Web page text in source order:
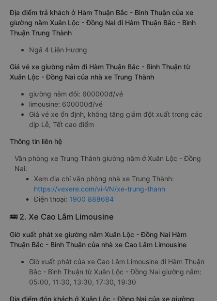
Trung Thành
Cổng 11
Địa điểm trả khách ở Hàm Thuận Bắc - Bình Thuận của xe
Thuận Trung Thành
Giá vé xe giường nằm đi Hàm Thuận Bắc - Bình Thuận từ
Xuân Lộc - Đồng Nai của nhà xe Trung Thành
giường nằm đôi: 600000đ/vé
limousine: 600000đ/vé
dịp Lễ, Tết cao điểm
Thông tin liên hệ
Văn phòng xe Trung Thành giường nằm ở Xuân Lộc - Đồng
Nai:
Xem địa chỉ văn phòng nhà xe Trung Thành:
Điện thoại:1900 888684
🚌 2. Xe Cao Lâm Limousine
Giờ xuất phát xe giường nằm Xuân Lộc - Đồng Nai Hàm
Thuận Bắc - Bình Thuận của nhà xe Cao Lâm Limousine
Giờ xuất phát của xe Cao Lâm Limousine đi Hàm Thuận